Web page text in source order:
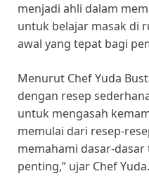
menjadi ahli dalam
untuk belajar masak di
awal yang tepat bagi
Menurut Chef Yuda
dengan resep
untuk mengasah
memulai dari resep-
memahami dasar-
penting,” ujar Chef Yuda.